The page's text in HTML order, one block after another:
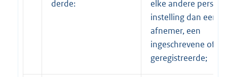
derde:
elke andere
instelling dan een
afnemer, een
ingeschrevene of
geregistreerde;